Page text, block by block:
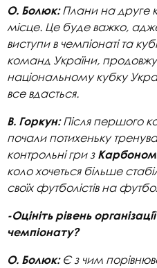
О. Болюк:Плани на друге
місце. Це буде важко,
виступи в чемпіонаті та
команд України,
національному кубку
все вдасться.
В. Горкун:Після першого
почали потихеньку
контрольні гри з Карбоном
коло хочеться більше
своїх футболістів на
-Оцініть рівень
чемпіонату?
О. Болюк:Є з чим